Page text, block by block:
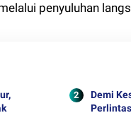
penyuluhan
Demi